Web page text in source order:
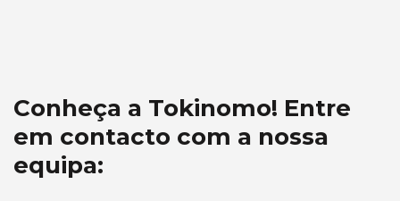
Conheça a Tokinomo! Entre
em contacto com a nossa
equipa: